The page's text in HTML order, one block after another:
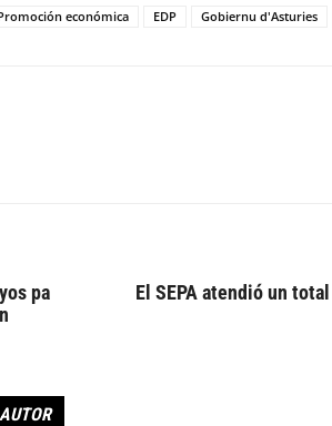
económica EDP Gobiernu d'Asturies
pa
El SEPA atendió un